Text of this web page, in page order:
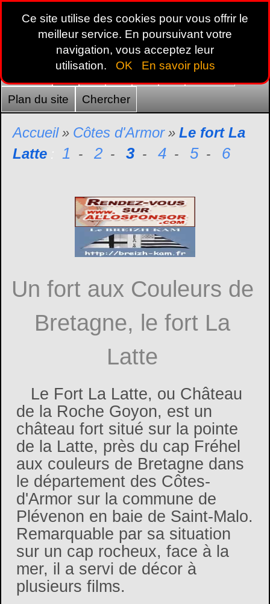
22 29 35 44 56 France
Plan du site Chercher
Accueil» Côtes d'Armor» Le fort La
Latte : 1 - 2 - 3 - 4 - 5 - 6
Un fort aux Couleurs de
Bretagne, le fort La
Latte
Le Fort La Latte, ou Château
de la Roche Goyon, est un
château fort situé sur la pointe
de la Latte, près du cap Fréhel
aux couleurs de Bretagne dans
le département des Côtes-
d'Armor sur la commune de
Plévenon en baie de Saint-Malo.
Remarquable par sa situation
sur un cap rocheux, face à la
mer, il a servi de décor à
plusieurs films.
Ce site utilise des cookies pour vous offrir le
meilleur service. En poursuivant votre
navigation, vous acceptez leur
utilisation.
OK En savoir plus